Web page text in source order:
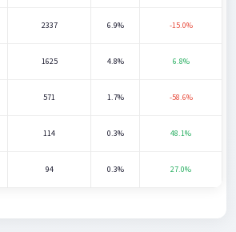
2337 6.9% -15.0%
1625 4.8% 6.8%
571 1.7% -58.6%
114 0.3% 48.1%
94 0.3% 27.0%